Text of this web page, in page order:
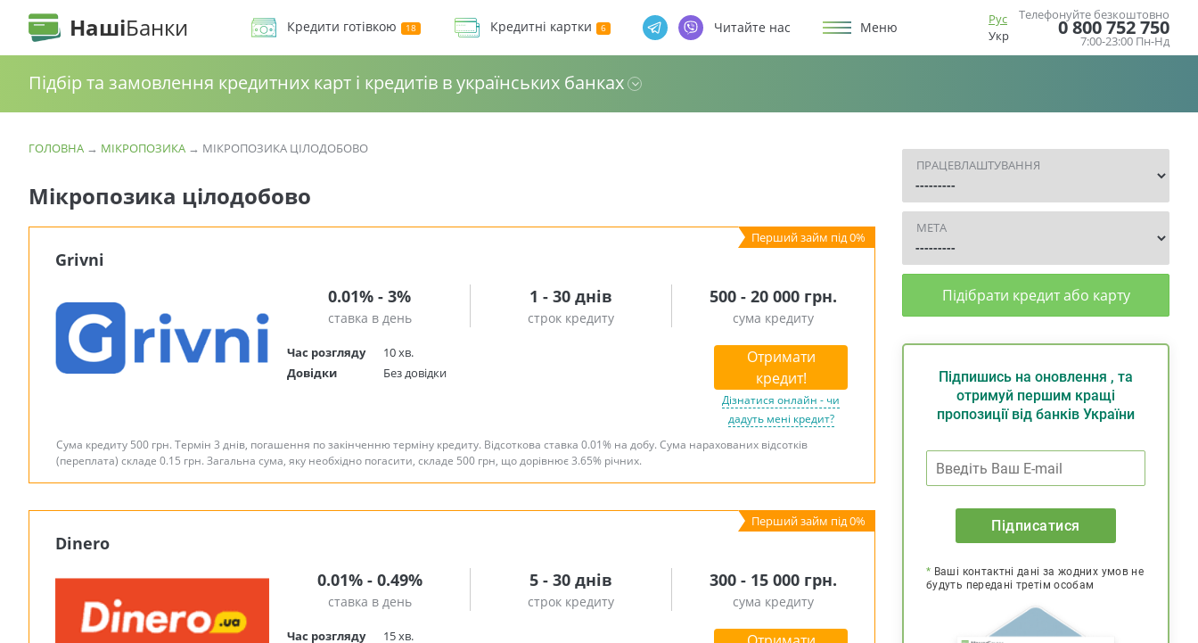
НашіБанки Кредити готівкою Кредитні картки Читайте нас Меню
Рус
Укр
Телефонуйте безкоштовно
0 800 752 750
7:00-23:00 Пн-Нд
Підбір та замовлення кредитних карт і кредитів в українських банках
ГОЛОВНА → МІКРОПОЗИКА → МІКРОПОЗИКА ЦІЛОДОБОВО
Мікропозика цілодобово
Grivni
0.01% - 3%
ставка в день
1 - 30 днів
строк кредиту
500 - 20 000 грн.
сума кредиту
Час розгляду
10 хв.
Довідки
Без довідки
Отримати
кредит!
Дізнатися онлайн - чи
дадуть мені кредит?
Сума кредиту 500 грн. Термін 3 днів, погашення по закінченню терміну кредиту. Відсоткова ставка 0.01% на добу. Сума нарахованих відсотків
(переплата) складе 0.15 грн. Загальна сума, яку необхідно погасити, складе 500 грн, що дорівнює 3.65% річних.
Dinero
0.01% - 0.49%
ставка в день
5 - 30 днів
строк кредиту
300 - 15 000 грн.
сума кредиту
Час розгляду
15 хв.
ПРАЦЕВЛАШТУВАННЯ
МЕТА
Підібрати кредит або карту
Підпишись на оновлення , та
отримуй першим кращі
пропозиції від банків України
Підписатися
* Ваші контактні дані за жодних умов не
будуть передані третім особам